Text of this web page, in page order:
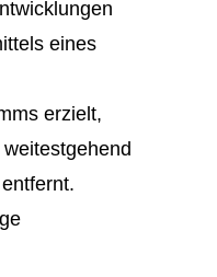
eines
erzielt,